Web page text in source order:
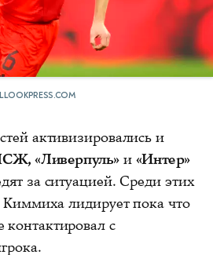
активизировались и
«Ливерпуль» и «Интер»
за ситуацией. Среди этих
Киммиха лидирует пока что
с